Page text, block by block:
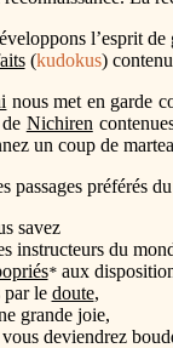
l’esprit
(kudokus)
nous met en garde
Nichiren
un coup de
passages préférés du
savez
instructeurs du
*aux
par le doute,
grande joie,
deviendrez